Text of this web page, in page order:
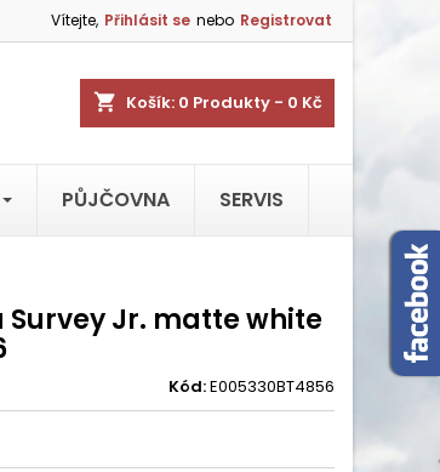
Vítejte, Přihlásit se nebo Registrovat
shopping_cart Košík: 0 Produkty - 0 Kč
PŮJČOVNA SERVIS
Jr. matte white
Kód:E005330BT4856